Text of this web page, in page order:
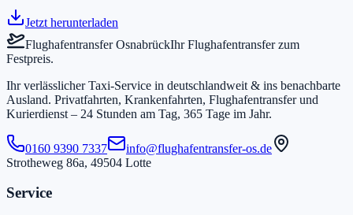
Jetzt herunterladen
Flughafentransfer OsnabrückIhr Flughafentransfer zum
Festpreis.
Ihr verlässlicher Taxi-Service in deutschlandweit & ins benachbarte
Ausland. Privatfahrten, Krankenfahrten, Flughafentransfer und
Kurierdienst – 24 Stunden am Tag, 365 Tage im Jahr.
0160 9390 7337
info@flughafentransfer-os.de
Strotheweg 86a, 49504 Lotte
Service